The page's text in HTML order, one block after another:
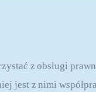
z obsługi
jest z nimi